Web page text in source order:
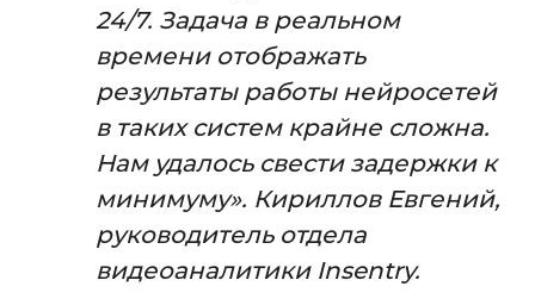
24/7. Задача в реальном
времени отображать
результаты работы нейросетей
в таких систем крайне сложна.
Нам удалось свести задержки к
минимуму». Кириллов Евгений,
руководитель отдела
видеоаналитики Insentry.